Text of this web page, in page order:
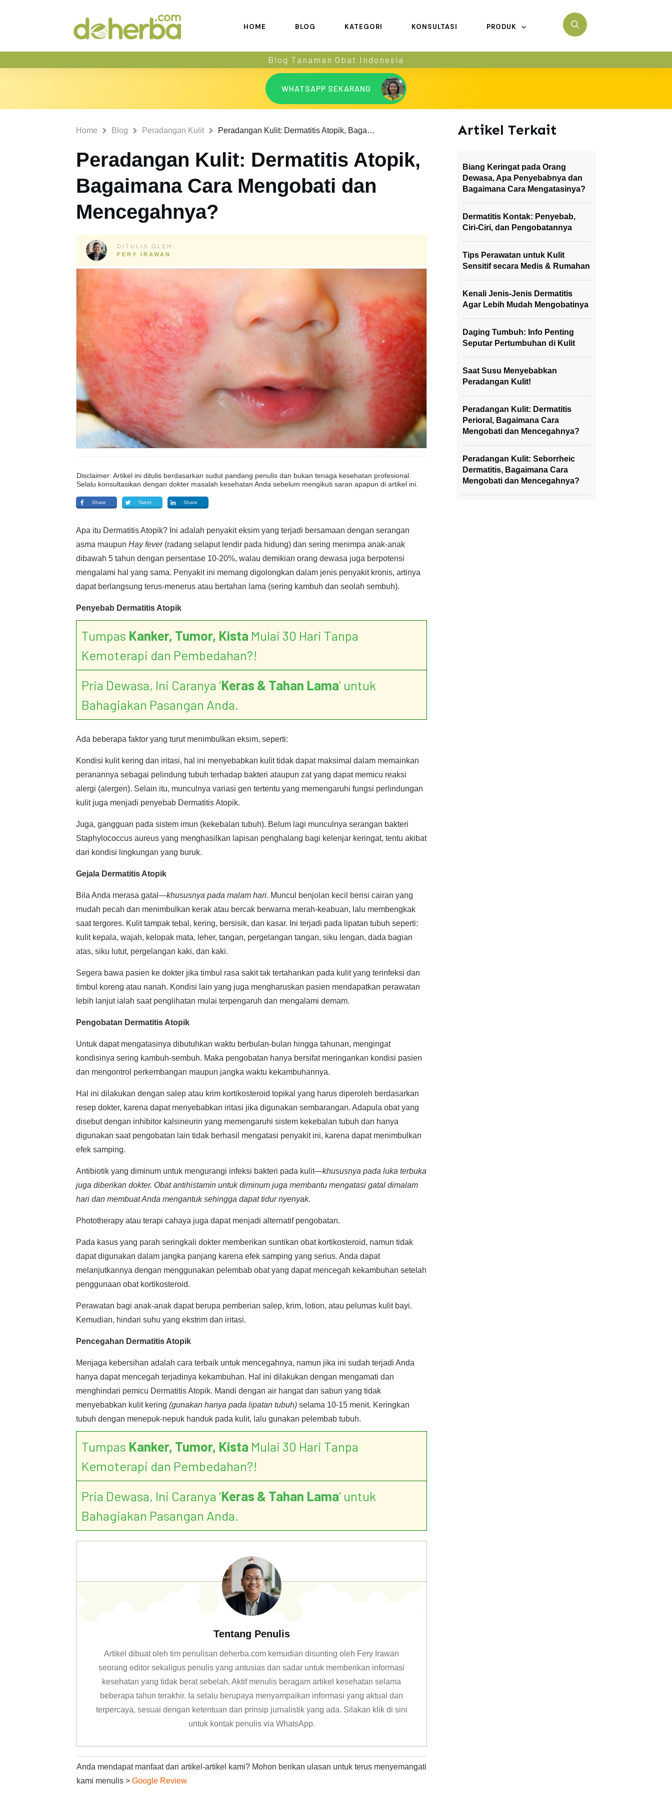
HOME BLOG KATEGORI KONSULTASI PRODUK
Blog Tanaman Obat Indonesia
WHATSAPP SEKARANG
Home Blog Peradangan Kulit Peradangan Kulit: Dermatitis Atopik, Bagaimana Cara Mengobati dan Mencegahnya?
Peradangan Kulit: Dermatitis Atopik,
Bagaimana Cara Mengobati dan
Mencegahnya?
DITULIS OLEH:
FERY IRAWAN
Disclaimer: Artikel ini ditulis berdasarkan sudut pandang penulis dan bukan tenaga kesehatan profesional.
Selalu konsultasikan dengan dokter masalah kesehatan Anda sebelum mengikuti saran apapun di artikel ini.
Share Tweet Share
Apa itu Dermatitis Atopik? Ini adalah penyakit eksim yang terjadi bersamaan dengan serangan
asma maupun Hay fever(radang selaput lendir pada hidung) dan sering menimpa anak-anak
dibawah 5 tahun dengan persentase 10-20%, walau demikian orang dewasa juga berpotensi
mengalami hal yang sama. Penyakit ini memang digolongkan dalam jenis penyakit kronis, artinya
dapat berlangsung terus-menerus atau bertahan lama (sering kambuh dan seolah sembuh).
Penyebab Dermatitis Atopik
Tumpas Kanker, Tumor, Kista Mulai 30 Hari Tanpa
Kemoterapi dan Pembedahan?!
Pria Dewasa, Ini Caranya ‘Keras & Tahan Lama’ untuk
Bahagiakan Pasangan Anda.
Ada beberapa faktor yang turut menimbulkan eksim, seperti:
Kondisi kulit kering dan iritasi, hal ini menyebabkan kulit tidak dapat maksimal dalam memainkan
peranannya sebagai pelindung tubuh terhadap bakteri ataupun zat yang dapat memicu reaksi
alergi (alergen). Selain itu, munculnya variasi gen tertentu yang memengaruhi fungsi perlindungan
kulit juga menjadi penyebab Dermatitis Atopik.
Juga, gangguan pada sistem imun (kekebalan tubuh). Belum lagi munculnya serangan bakteri
Staphylococcus aureus yang menghasilkan lapisan penghalang bagi kelenjar keringat, tentu akibat
dari kondisi lingkungan yang buruk.
Gejala Dermatitis Atopik
Bila Anda merasa gatal—khususnya pada malam hari. Muncul benjolan kecil berisi cairan yang
mudah pecah dan menimbulkan kerak atau bercak berwarna merah-keabuan, lalu membengkak
saat tergores. Kulit tampak tebal, kering, bersisik, dan kasar. Ini terjadi pada lipatan tubuh seperti:
kulit kepala, wajah, kelopak mata, leher, tangan, pergelangan tangan, siku lengan, dada bagian
atas, siku lutut, pergelangan kaki, dan kaki.
Segera bawa pasien ke dokter jika timbul rasa sakit tak tertahankan pada kulit yang terinfeksi dan
timbul koreng atau nanah. Kondisi lain yang juga mengharuskan pasien mendapatkan perawatan
lebih lanjut ialah saat penglihatan mulai terpengaruh dan mengalami demam.
Pengobatan Dermatitis Atopik
Untuk dapat mengatasinya dibutuhkan waktu berbulan-bulan hingga tahunan, mengingat
kondisinya sering kambuh-sembuh. Maka pengobatan hanya bersifat meringankan kondisi pasien
dan mengontrol perkembangan maupun jangka waktu kekambuhannya.
Hal ini dilakukan dengan salep atau krim kortikosteroid topikal yang harus diperoleh berdasarkan
resep dokter, karena dapat menyebabkan iritasi jika digunakan sembarangan. Adapula obat yang
disebut dengan inhibitor kalsineurin yang memengaruhi sistem kekebalan tubuh dan hanya
digunakan saat pengobatan lain tidak berhasil mengatasi penyakit ini, karena dapat menimbulkan
efek samping.
Antibiotik yang diminum untuk mengurangi infeksi bakteri pada kulit—khususnya pada luka terbuka
juga diberikan dokter. Obat antihistamin untuk diminum juga membantu mengatasi gatal dimalam
hari dan membuat Anda mengantuk sehingga dapat tidur nyenyak.
Phototherapy atau terapi cahaya juga dapat menjadi alternatif pengobatan.
Pada kasus yang parah seringkali dokter memberikan suntikan obat kortikosteroid, namun tidak
dapat digunakan dalam jangka panjang karena efek samping yang serius. Anda dapat
melanjutkannya dengan menggunakan pelembab obat yang dapat mencegah kekambuhan setelah
penggunaan obat kortikosteroid.
Perawatan bagi anak-anak dapat berupa pemberian salep, krim, lotion, atau pelumas kulit bayi.
Kemudian, hindari suhu yang ekstrim dan iritasi.
Pencegahan Dermatitis Atopik
Menjaga kebersihan adalah cara terbaik untuk mencegahnya, namun jika ini sudah terjadi Anda
hanya dapat mencegah terjadinya kekambuhan. Hal ini dilakukan dengan mengamati dan
menghindari pemicu Dermatitis Atopik. Mandi dengan air hangat dan sabun yang tidak
menyebabkan kulit kering (gunakan hanya pada lipatan tubuh) selama 10-15 menit. Keringkan
tubuh dengan menepuk-nepuk handuk pada kulit, lalu gunakan pelembab tubuh.
Tumpas Kanker, Tumor, Kista Mulai 30 Hari Tanpa
Kemoterapi dan Pembedahan?!
Pria Dewasa, Ini Caranya ‘Keras & Tahan Lama’ untuk
Bahagiakan Pasangan Anda.
Tentang Penulis
Artikel dibuat oleh tim penulisan deherba.com kemudian disunting oleh Fery Irawan
seorang editor sekaligus penulis yang antusias dan sadar untuk memberikan informasi
kesehatan yang tidak berat sebelah. Aktif menulis beragam artikel kesehatan selama
beberapa tahun terakhir. Ia selalu berupaya menyampaikan informasi yang aktual dan
terpercaya, sesuai dengan ketentuan dan prinsip jurnalistik yang ada. Silakan klik di sini
untuk kontak penulis via WhatsApp.
Anda mendapat manfaat dari artikel-artikel kami? Mohon berikan ulasan untuk terus menyemangati
kami menulis > Google Review
Artikel Terkait
Biang Keringat pada Orang
Dewasa, Apa Penyebabnya dan
Bagaimana Cara Mengatasinya?
Dermatitis Kontak: Penyebab,
Ciri-Ciri, dan Pengobatannya
Tips Perawatan untuk Kulit
Sensitif secara Medis & Rumahan
Kenali Jenis-Jenis Dermatitis
Agar Lebih Mudah Mengobatinya
Daging Tumbuh: Info Penting
Seputar Pertumbuhan di Kulit
Saat Susu Menyebabkan
Peradangan Kulit!
Peradangan Kulit: Dermatitis
Perioral, Bagaimana Cara
Mengobati dan Mencegahnya?
Peradangan Kulit: Seborrheic
Dermatitis, Bagaimana Cara
Mengobati dan Mencegahnya?